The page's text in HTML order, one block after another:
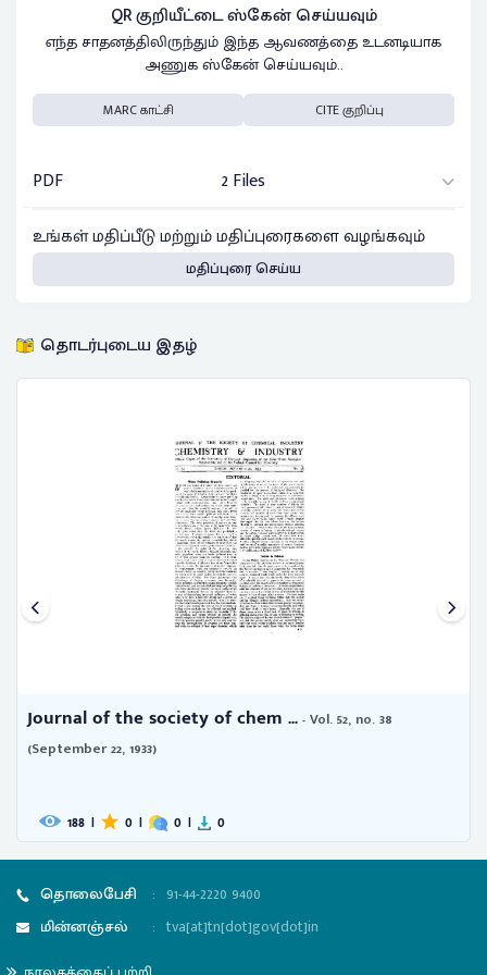
QR குறியீட்டை ஸ்கேன் செய்யவும்
எந்த சாதனத்திலிருந்தும் இந்த ஆவணத்தை உடனடியாக
அணுக ஸ்கேன் செய்யவும்..
MARC காட்சி CITE குறிப்பு
PDF
2 Files
உங்கள் மதிப்பீடு மற்றும் மதிப்புரைகளை வழங்கவும்
மதிப்புரை செய்ய
தொடர்புடைய இதழ்
Journal of the society of chem ...- Vol. 52, no. 49
(December 8, 1933)
169 | 0 | 0 |
தொலைபேசி : 91-44-2220 9400
மின்னஞ்சல்
: tva[at]tn[dot]gov[dot]in